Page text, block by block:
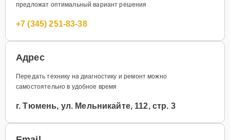
предложат оптимальный вариант решения
+7 (345) 251-83-38
Адрес
Передать технику на диагностику и ремонт можно
самостоятельно в удобное время
г. Тюмень, ул. Мельникайте, 112, стр. 3